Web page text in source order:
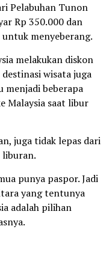
Pelabuhan Tunon
Rp 350.000 dan
menyeberang.
melakukan diskon
wisata juga
menjadi beberapa
Malaysia saat libur
juga tidak lepas dari
liburan.
punya paspor. Jadi
yang tentunya
adalah pilihan